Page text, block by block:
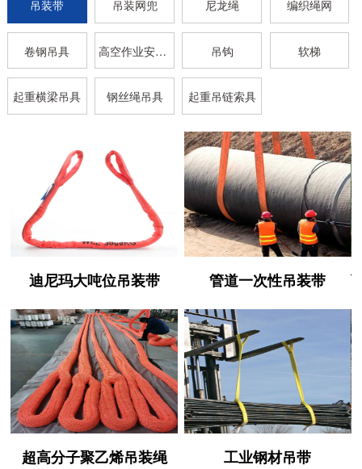
吊装带 吊装网兜 尼龙绳 编织绳网
卷钢吊具 高空作业安全带 吊钩 软梯
起重横梁吊具 钢丝绳吊具 起重吊链索具
迪尼玛大吨位吊装带 管道一次性吊装带
超高分子聚乙烯吊装绳 工业钢材吊带